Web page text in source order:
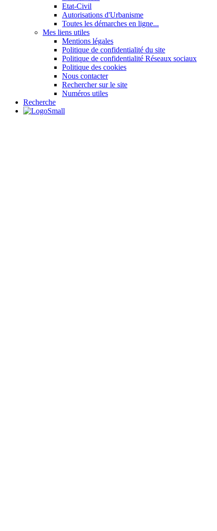
Etat-Civil
Autorisations d'Urbanisme
Toutes les démarches en ligne...
Mes liens utiles
Mentions légales
Politique de confidentialité du site
Politique de confidentialité Réseaux sociaux
Politique des cookies
Nous contacter
Rechercher sur le site
Numéros utiles
Recherche